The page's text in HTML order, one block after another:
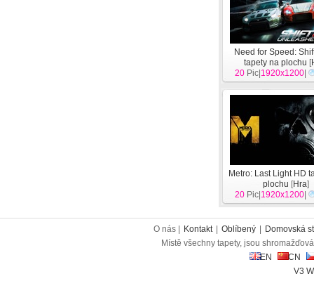
Need for Speed​​:
tapety na plochu [
20 Pic| 1920x1200
Metro: Last Light HD
plochu [Hra]
20 Pic| 1920x1200
O nás | Kontakt Oblíbený
Domovská
Místě všechny tapety, jsou
EN
CN
V3